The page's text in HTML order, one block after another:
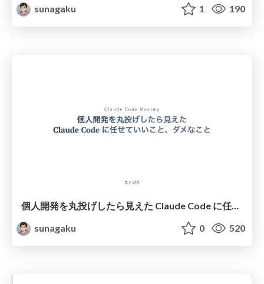
sunagaku
1 190
個人開発を丸投げしたら見えた Claude Code に任せていいこと、ダメなこと
sunagaku
0 520